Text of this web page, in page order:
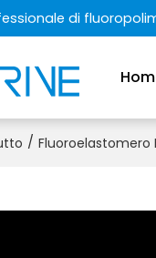
di
/ Fluoroelastomero